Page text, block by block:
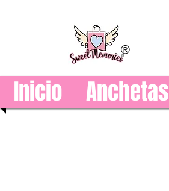
®
Inicio Anchetas